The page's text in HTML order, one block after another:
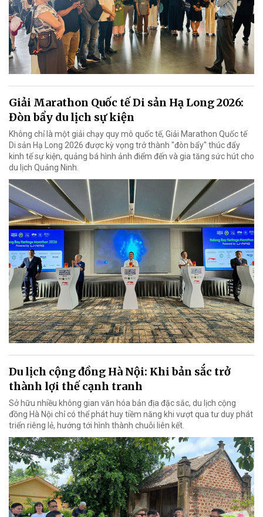
Giải Marathon Quốc tế Di sản Hạ Long 2026:
Đòn bẩy du lịch sự kiện
Không chỉ là một giải chạy quy mô quốc tế, Giải Marathon Quốc tế
Di sản Hạ Long 2026 được kỳ vọng trở thành "đòn bẩy" thúc đẩy
kinh tế sự kiện, quảng bá hình ảnh điểm đến và gia tăng sức hút cho
du lịch Quảng Ninh.
Du lịch cộng đồng Hà Nội: Khi bản sắc trở
thành lợi thế cạnh tranh
Sở hữu nhiều không gian văn hóa bản địa đặc sắc, du lịch cộng
đồng Hà Nội chỉ có thể phát huy tiềm năng khi vượt qua tư duy phát
triển riêng lẻ, hướng tới hình thành chuỗi liên kết.